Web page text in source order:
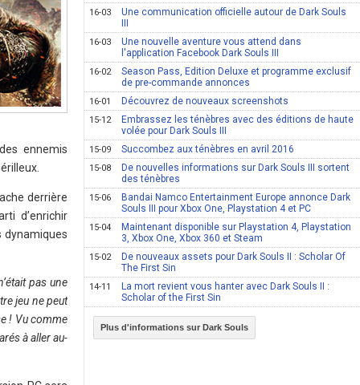
ennemis
derrière
d’enrichir
dynamiques
pas une
jeu ne peut
! Vu comme
à aller au-
16-03
Une communication officielle autour de Dark Souls
16-03
Une nouvelle aventure vous attend dans
l'application Facebook Dark Souls III
16-02
Season Pass, Edition Deluxe et programme exclusif
de pre-commande annonces
16-01 Découvrez de nouveaux screenshots
15-12
Embrassez les ténèbres avec des éditions de haute
volée pour Dark Souls III
15-09 Succombez aux ténèbres en avril 2016
15-08
De nouvelles informations sur Dark Souls III sortent
des ténèbres
15-06
Bandai Namco Entertainment Europe annonce Dark
Souls III pour Xbox One, Playstation 4 et PC
15-04
Maintenant disponible sur Playstation 4, Playstation
3, Xbox One, Xbox 360 et Steam
15-02
De nouveaux assets pour Dark Souls II : Scholar Of
The First Sin
14-11
La mort revient vous hanter avec Dark Souls II :
Scholar of the First Sin
Plus d'informations sur Dark Souls